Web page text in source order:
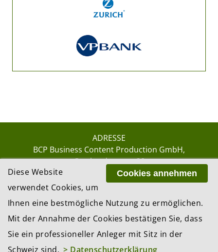
ADRESSE
BCP Business Content Production GmbH
Gotthardstrasse 38
8002 Zürich
GmbH, Zürich – Switzerland
Website by update AG, Zurich
Cookies annehmen
Diese Website
verwendet Cookies, um
Ihnen eine bestmögliche Nutzung zu ermöglichen.
Mit der Annahme der Cookies bestätigen Sie, dass
Sie ein professioneller Anleger mit Sitz in der
Schweiz sind. > Datenschutzerklärung